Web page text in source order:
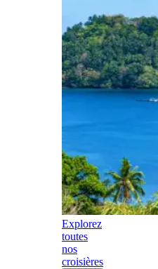
Explorez
toutes
nos
croisières